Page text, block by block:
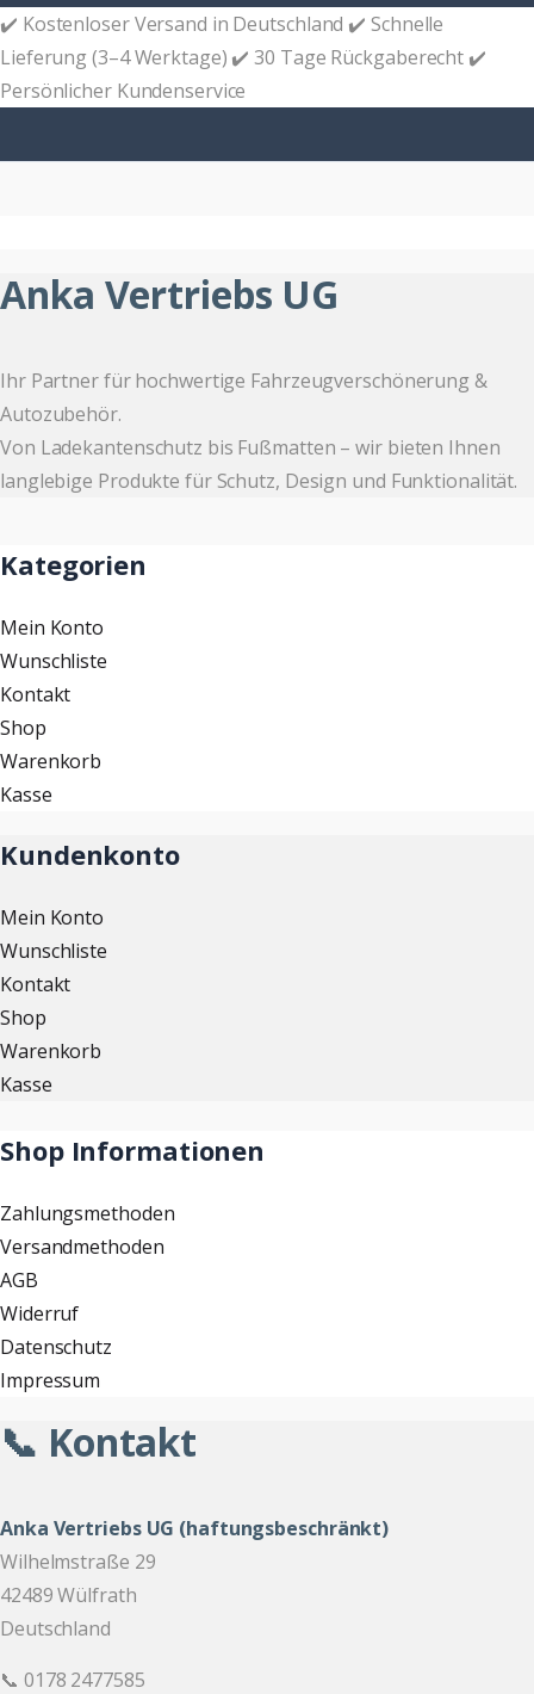
✔️ Kostenloser Versand in Deutschland ✔️ Schnelle
Lieferung (3–4 Werktage) ✔️ 30 Tage Rückgaberecht ✔️
Persönlicher Kundenservice
Anka Vertriebs UG
Ihr Partner für hochwertige Fahrzeugverschönerung &
Autozubehör.
Von Ladekantenschutz bis Fußmatten – wir bieten Ihnen
langlebige Produkte für Schutz, Design und Funktionalität.
Kategorien
Mein Konto
Wunschliste
Kontakt
Shop
Warenkorb
Kasse
Kundenkonto
Mein Konto
Wunschliste
Kontakt
Shop
Warenkorb
Kasse
Shop Informationen
Zahlungsmethoden
Versandmethoden
AGB
Widerruf
Datenschutz
Impressum
📞 Kontakt
Anka Vertriebs UG (haftungsbeschränkt)
Wilhelmstraße 29
42489 Wülfrath
Deutschland
📞 0178 2477585